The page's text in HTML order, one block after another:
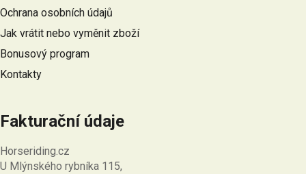
í
Ochrana osobních údajů
Jak vrátit nebo vyměnit zboží
Bonusový program
Kontakty
Fakturační údaje
Horseriding.cz
U Mlýnského rybníka 115,